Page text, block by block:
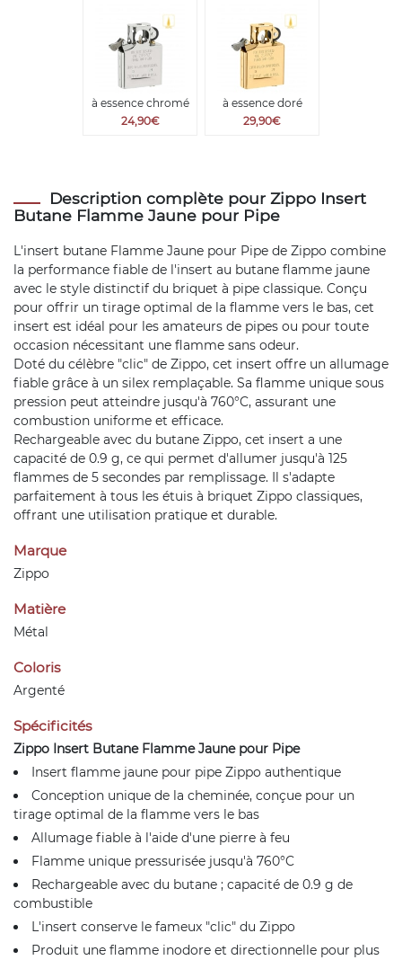
à essence chromé
24,90€
à essence doré
29,90€
Description complète pour Zippo Insert
Butane Flamme Jaune pour Pipe
L'insert butane Flamme Jaune pour Pipe de Zippo combine
la performance fiable de l'insert au butane flamme jaune
avec le style distinctif du briquet à pipe classique. Conçu
pour offrir un tirage optimal de la flamme vers le bas, cet
insert est idéal pour les amateurs de pipes ou pour toute
occasion nécessitant une flamme sans odeur.
Doté du célèbre "clic" de Zippo, cet insert offre un allumage
fiable grâce à un silex remplaçable. Sa flamme unique sous
pression peut atteindre jusqu'à 760°C, assurant une
combustion uniforme et efficace.
Rechargeable avec du butane Zippo, cet insert a une
capacité de 0.9 g, ce qui permet d'allumer jusqu'à 125
flammes de 5 secondes par remplissage. Il s'adapte
parfaitement à tous les étuis à briquet Zippo classiques,
offrant une utilisation pratique et durable.
Marque
Zippo
Matière
Métal
Coloris
Argenté
Spécificités
Zippo Insert Butane Flamme Jaune pour Pipe
Insert flamme jaune pour pipe Zippo authentique
Conception unique de la cheminée, conçue pour un
tirage optimal de la flamme vers le bas
Allumage fiable à l'aide d'une pierre à feu
Flamme unique pressurisée jusqu'à 760°C
Rechargeable avec du butane ; capacité de 0.9 g de
combustible
L'insert conserve le fameux "clic" du Zippo
Produit une flamme inodore et directionnelle pour plus